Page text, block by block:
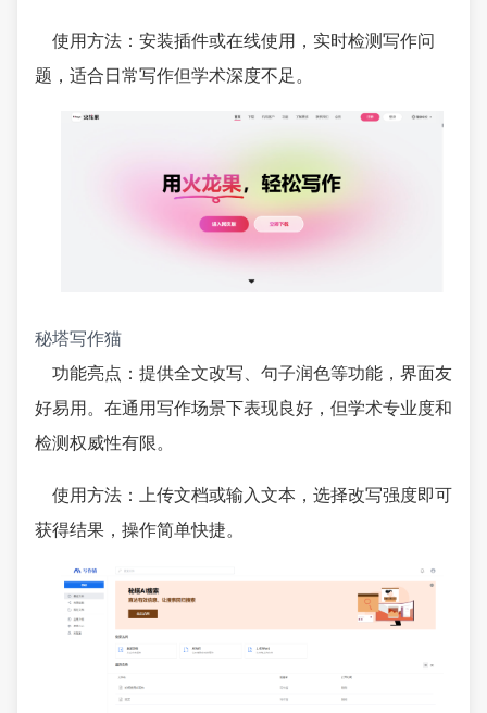
使用方法：安装插件或在线使用，实时检测写作问
题，适合日常写作但学术深度不足。
秘塔写作猫
功能亮点：提供全文改写、句子润色等功能，界面友
好易用。在通用写作场景下表现良好，但学术专业度和
检测权威性有限。
使用方法：上传文档或输入文本，选择改写强度即可
获得结果，操作简单快捷。